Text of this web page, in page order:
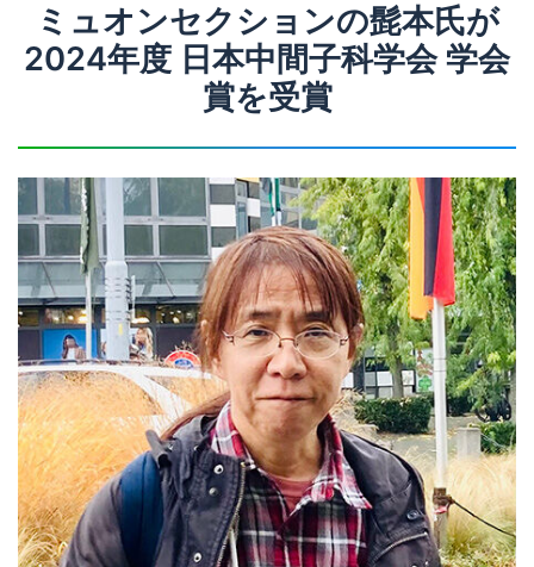
ミュオンセクションの髭本氏が
2024年度 日本中間子科学会 学会
賞を受賞